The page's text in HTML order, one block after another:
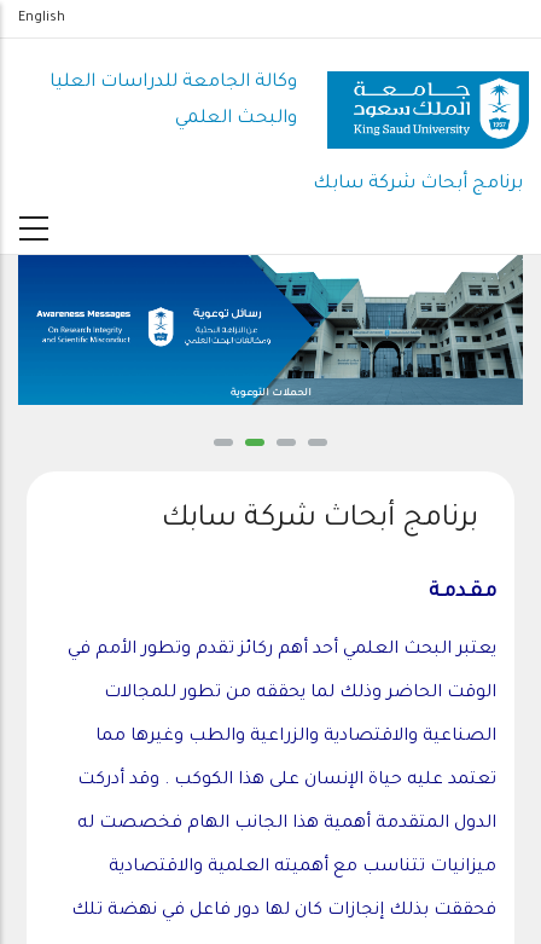
المحتوى
الرئيسي
English
وكالة الجامعة للدراسات العليا
والبحث العلمي
برنامج أبحاث شركة سابك
الحملات التوعوية
برنامج أبحاث شركة سابك
مـقـدمـة
يعتبر البحث العلمي أحد أهم ركائز تقدم وتطور الأمم في
الوقت الحاضر وذلك لما يحققه من تطور للمجالات
الصناعية والاقتصادية والزراعية والطب وغيرها مما
تعتمد عليه حياة الإنسان على هذا الكوكب . وقد أدركت
الدول المتقدمة أهمية هذا الجانب الهام فخصصت له
ميزانيات تتناسب مع أهميته العلمية والاقتصادية
فحققت بذلك إنجازات كان لها دور فاعل في نهضة تلك